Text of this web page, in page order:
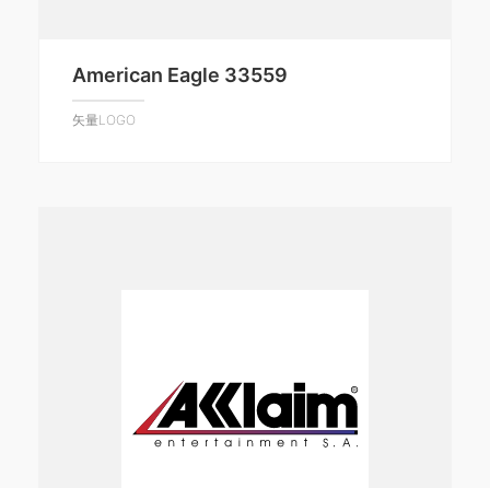
American Eagle 33559
矢量LOGO